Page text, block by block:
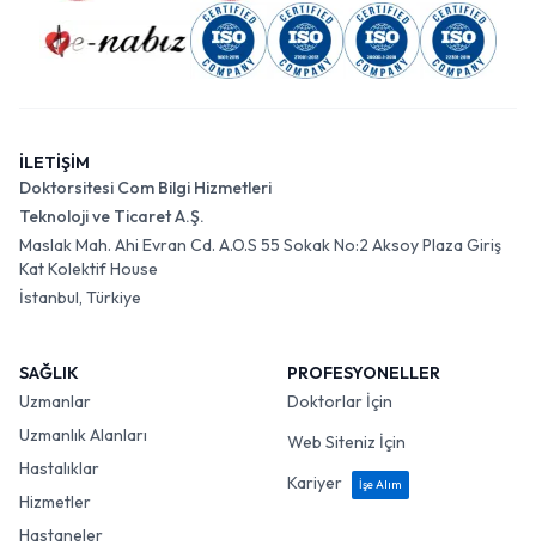
İLETİŞİM
Doktorsitesi Com Bilgi Hizmetleri
Teknoloji ve Ticaret A.Ş.
Maslak Mah. Ahi Evran Cd. A.O.S 55 Sokak No:2 Aksoy Plaza Giriş
Kat Kolektif House
İstanbul, Türkiye
SAĞLIK
Uzmanlar
Uzmanlık Alanları
Hastalıklar
Hizmetler
Hastaneler
PROFESYONELLER
Doktorlar İçin
Web Siteniz İçin
Kariyer
İşe Alım